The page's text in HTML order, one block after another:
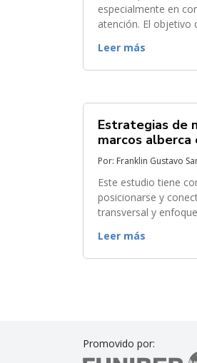
especialmente en
atención. El objetivo
Leer más
Estrategias de
marcos alberca
Por: Franklin Gustavo
Este estudio tiene
posicionarse y
transversal y
Leer más
Promovido por: